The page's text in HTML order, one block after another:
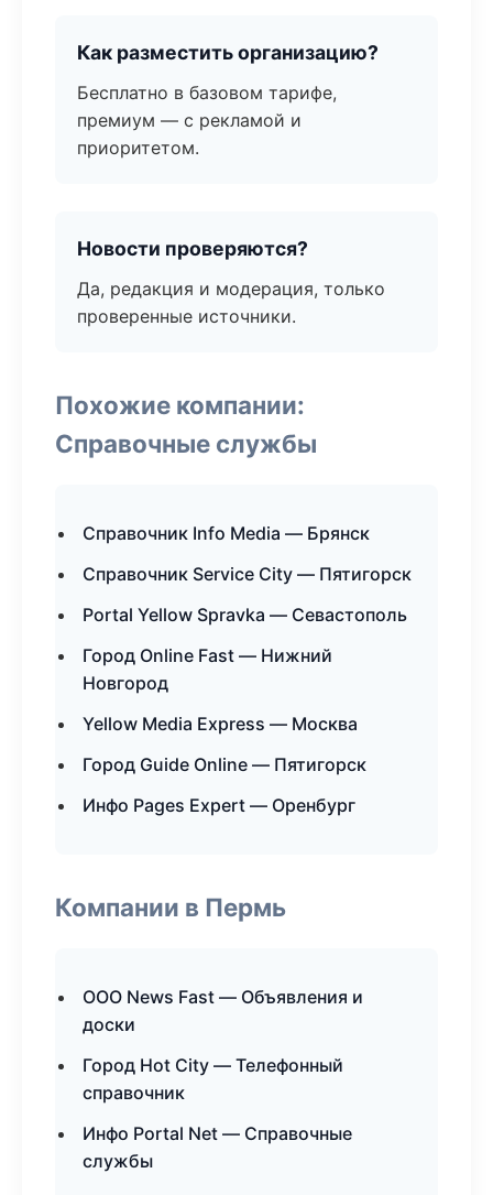
Как разместить организацию?
Бесплатно в базовом тарифе,
премиум — с рекламой и
приоритетом.
Новости проверяются?
Да, редакция и модерация, только
проверенные источники.
Похожие компании:
Справочные службы
Справочник Info Media — Брянск
Справочник Service City — Пятигорск
Portal Yellow Spravka — Севастополь
Город Online Fast — Нижний
Новгород
Yellow Media Express — Москва
Город Guide Online — Пятигорск
Инфо Pages Expert — Оренбург
Компании в Пермь
ООО News Fast — Объявления и
доски
Город Hot City — Телефонный
справочник
Инфо Portal Net — Справочные
службы